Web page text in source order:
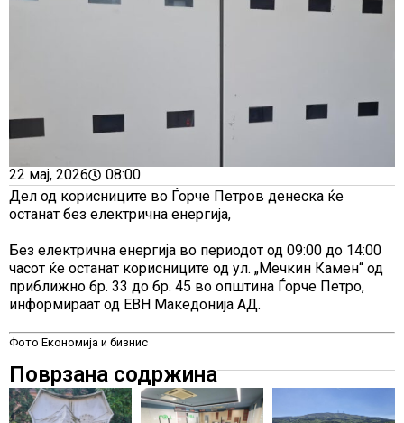
22 мај, 2026
08:00
Дел од корисниците во Ѓорче Петров денеска ќе
останат без електрична енергија,
Без електрична енергија во периодот од 09:00 до 14:00
часот ќе останат корисниците од ул. „Мечкин Камен“ од
приближно бр. 33 до бр. 45 во општина Ѓорче Петро,
информираат од ЕВН Македонија АД.
Фото Економија и бизнис
Поврзана содржина